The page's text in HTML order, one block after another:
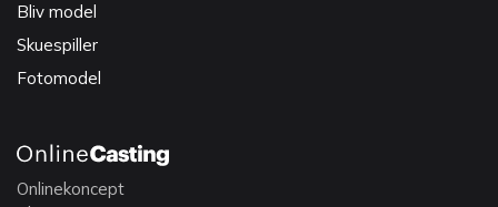
Bliv model
Skuespiller
Fotomodel
Onlinekoncept